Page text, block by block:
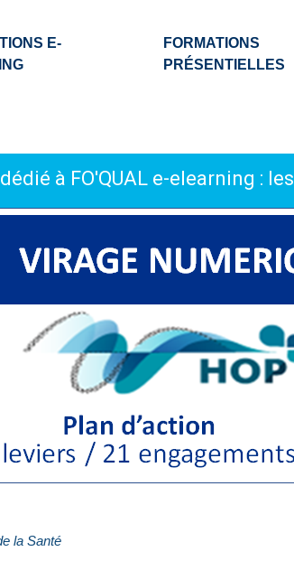
E-
FORMATIONS
PRÉSENTIELLES
à FO'QUAL e-elearning :
la Santé